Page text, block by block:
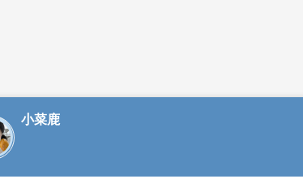
小菜鹿